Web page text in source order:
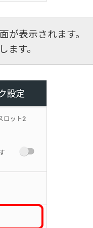
が表示されます。
ます。